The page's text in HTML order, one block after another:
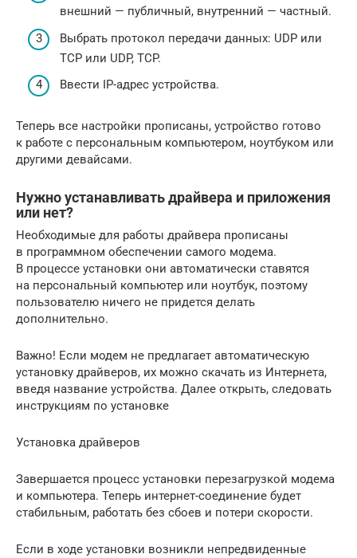
внешний — публичный, внутренний — частный.
Выбрать протокол передачи данных: UDP или
TCP или UDP, TCP.
Ввести IP-адрес устройства.
Теперь все настройки прописаны, устройство готово
к работе с персональным компьютером, ноутбуком или
другими девайсами.
Нужно устанавливать драйвера и приложения
или нет?
Необходимые для работы драйвера прописаны
в программном обеспечении самого модема.
В процессе установки они автоматически ставятся
на персональный компьютер или ноутбук, поэтому
пользователю ничего не придется делать
дополнительно.
Важно! Если модем не предлагает автоматическую
установку драйверов, их можно скачать из Интернета,
введя название устройства. Далее открыть, следовать
инструкциям по установке
Установка драйверов
Завершается процесс установки перезагрузкой модема
и компьютера. Теперь интернет-соединение будет
стабильным, работать без сбоев и потери скорости.
Если в ходе установки возникли непредвиденные